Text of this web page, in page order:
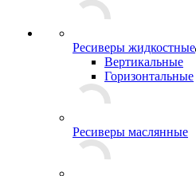
Ресиверы жидкостные
Вертикальные
Горизонтальные
Ресиверы маслянные